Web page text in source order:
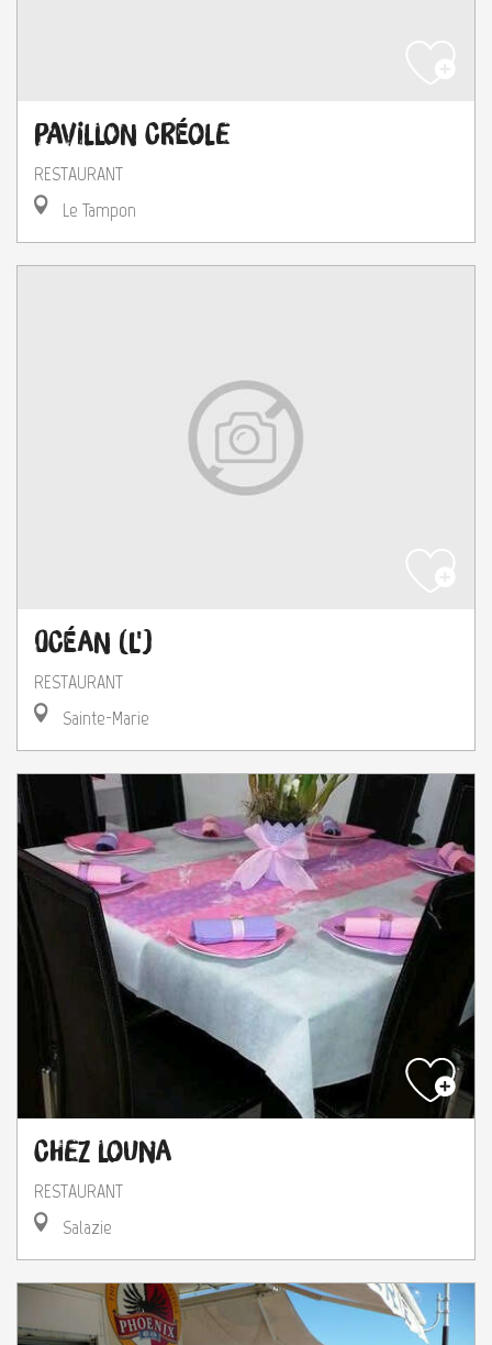
Pavillon Créole
RESTAURANT
Le Tampon
Océan (L')
RESTAURANT
Sainte-Marie
Chez Louna
RESTAURANT
Salazie